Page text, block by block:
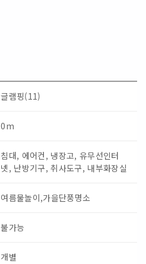
글램핑(11)
0m
침대, 에어컨, 냉장고, 유무선인터
넷, 난방기구, 취사도구, 내부화장실
여름물놀이,가을단풍명소
불가능
개별